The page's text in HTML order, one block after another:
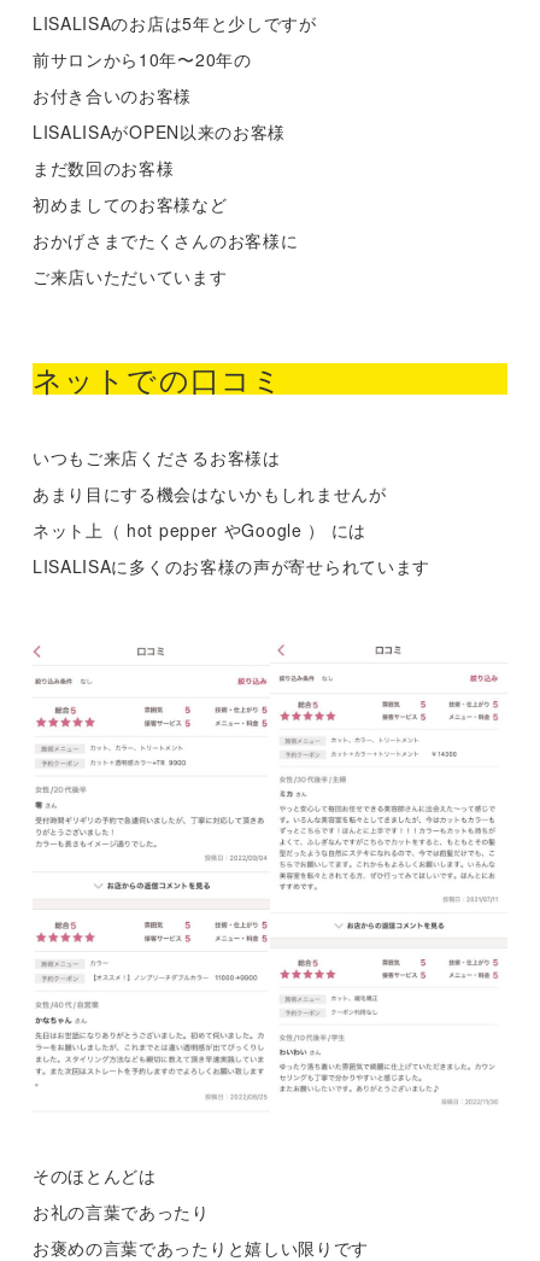
LISALISAのお店は5年と少しですが
前サロンから10年〜20年の
お付き合いのお客様
LISALISAがOPEN以来のお客様
まだ数回のお客様
初めましてのお客様など
おかげさまでたくさんのお客様に
ご来店いただいています
ネットでの口コミ
いつもご来店くださるお客様は
あまり目にする機会はないかもしれませんが
ネット上（ hot pepper やGoogle ） には
LISALISAに多くのお客様の声が寄せられています
そのほとんどは
お礼の言葉であったり
お褒めの言葉であったりと嬉しい限りです